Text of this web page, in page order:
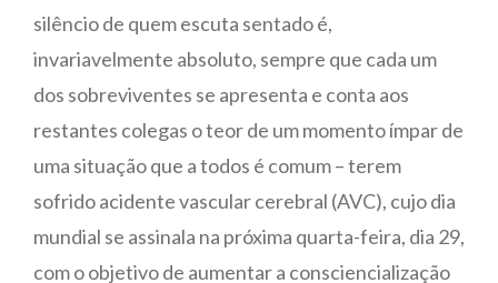
silêncio de quem escuta sentado é,
invariavelmente absoluto, sempre que cada um
dos sobreviventes se apresenta e conta aos
restantes colegas o teor de um momento ímpar de
uma situação que a todos é comum – terem
sofrido acidente vascular cerebral (AVC), cujo dia
mundial se assinala na próxima quarta-feira, dia 29,
com o objetivo de aumentar a consciencialização